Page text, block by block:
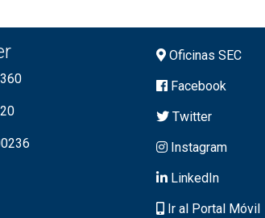
Oficinas SEC
Facebook
Twitter
Instagram
LinkedIn
Ir al Portal Móvil